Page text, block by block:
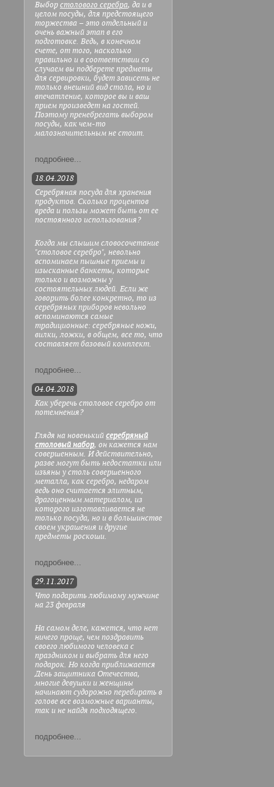
Выбор столового серебра, да и в
целом посуды, для предстоящего
торжества – это отдельный и
очень важный этап в его
подготовке. Ведь, в конечном
счете, от того, насколько
правильно и в соответствии со
случаем вы подберете предметы
для сервировки, будет зависеть не
только внешний вид стола, но и
впечатление, которое вы и ваш
прием произведет на гостей.
Поэтому пренебрегать выбором
посуды, как чем-то
малозначительным не стоит.
подробнее...
18.04.2018
Серебряная посуда для хранения
продуктов. Сколько процентов
вреда и пользы может быть от ее
постоянного использования?
Когда мы слышим словосочетание
"столовое серебро", невольно
вспоминаем пышные приемы и
изысканные банкеты, которые
только и возможны у
состоятельных людей. Если же
говорить более конкретно, то из
серебряных приборов невольно
вспоминаются самые
традиционные: серебряные ножи,
вилки, ложки, в общем, все то, что
составляет базовый комплект.
подробнее...
04.04.2018
Как уберечь столовое серебро от
потемнения?
Глядя на новенький серебряный
столовый набор, он кажется нам
совершенным. И действительно,
разве могут быть недостатки или
изъяны у столь совершенного
металла, как серебро, недаром
ведь оно считается элитным,
драгоценным материалом, из
которого изготавливается не
только посуда, но и в большинстве
своем украшения и другие
предметы роскоши.
подробнее...
29.11.2017
Что подарить любимому мужчине
на 23 февраля
На самом деле, кажется, что нет
ничего проще, чем поздравить
своего любимого человека с
праздником и выбрать для него
подарок. Но когда приближается
День защитника Отечества,
многие девушки и женщины
начинают судорожно перебирать в
голове все возможные варианты,
так и не найдя подходящего.
подробнее...